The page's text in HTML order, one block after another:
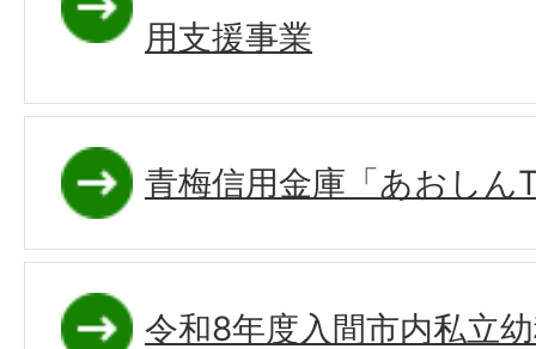
用支援事業
青梅信用金庫「あおしん
令和8年度入間市内私立